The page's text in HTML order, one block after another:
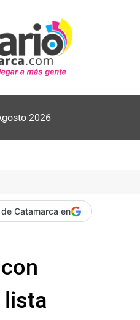
2026
Catamarca en
lista